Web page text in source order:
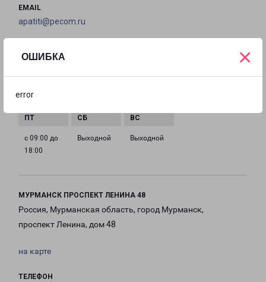
ОШИБКА
error
×
EMAIL
apatiti@pecom.ru
18:00
с 09:00 до
18:00
Выходной Выходной
МУРМАНСК ПРОСПЕКТ ЛЕНИНА 48
Россия, Мурманская область, город Мурманск,
проспект Ленина, дом 48
на карте
ТЕЛЕФОН